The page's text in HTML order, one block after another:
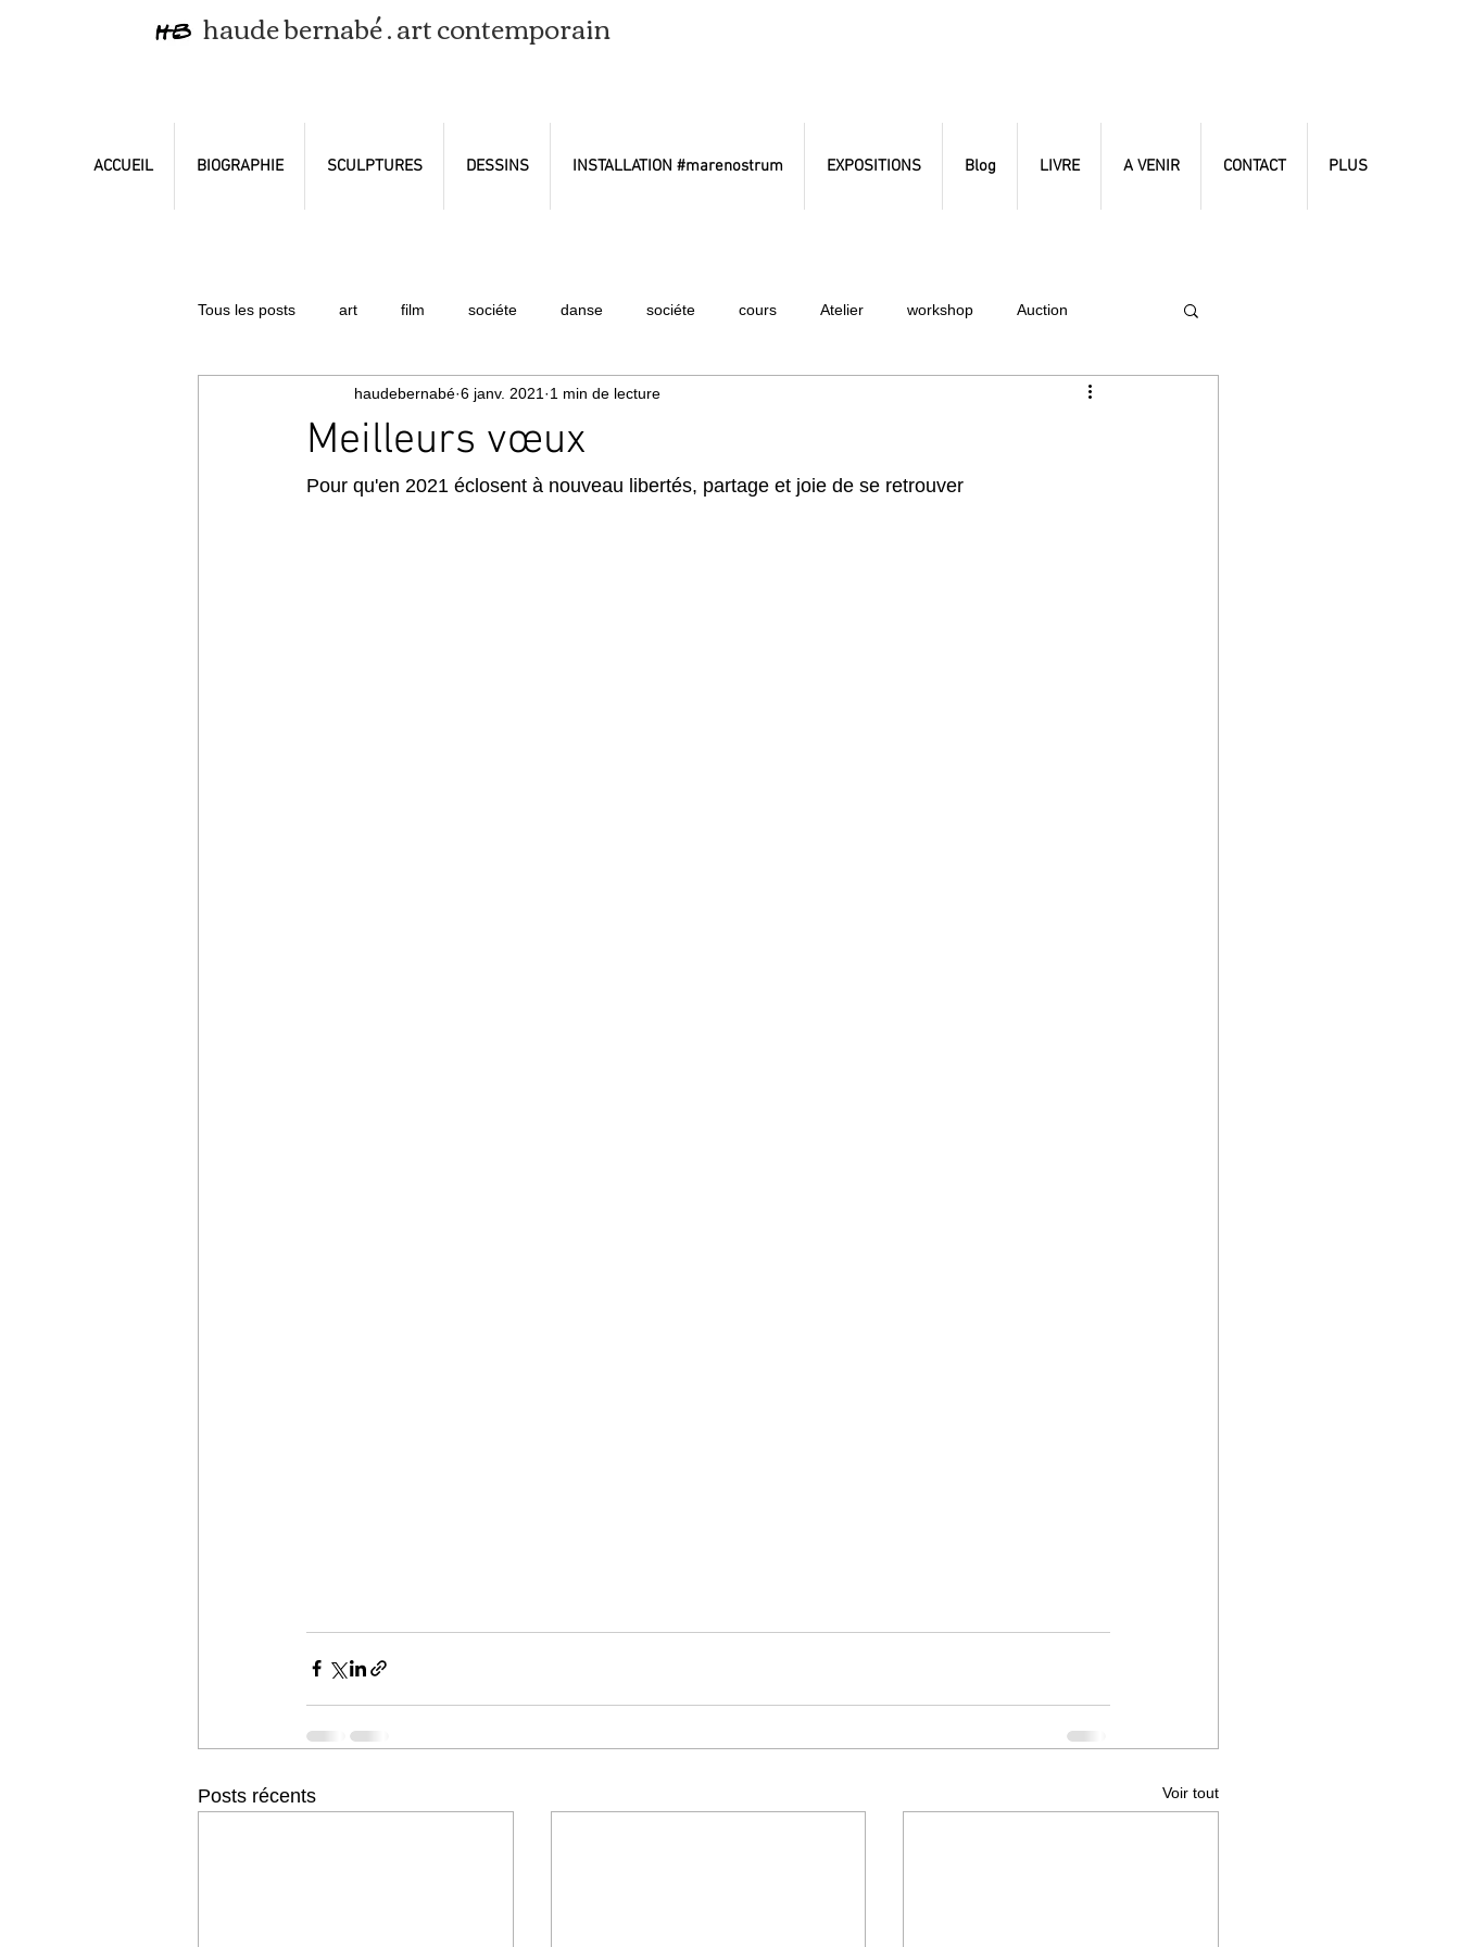
haude bernabé . art contemporain
ACCUEIL BIOGRAPHIE SCULPTURES DESSINS INSTALLATION #marenostrum EXPOSITIONS Blog LIVRE A VENIR CONTACT PLUS
Tous les posts art film sociéte danse sociéte cours Atelier workshop Auction
Meilleurs vœux
haudebernabé 6 janv. 2021 1 min de lecture
Pour qu'en 2021 éclosent à nouveau libertés, partage et joie de se retrouver
Posts récents Voir tout